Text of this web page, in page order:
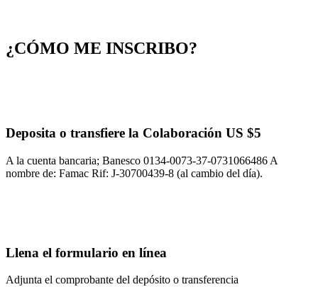
¿CÓMO ME INSCRIBO?
Deposita o transfiere la Colaboración US $5
A la cuenta bancaria; Banesco 0134-0073-37-0731066486 A
nombre de: Famac Rif: J-30700439-8 (al cambio del día).
Llena el formulario en línea
Adjunta el comprobante del depósito o transferencia